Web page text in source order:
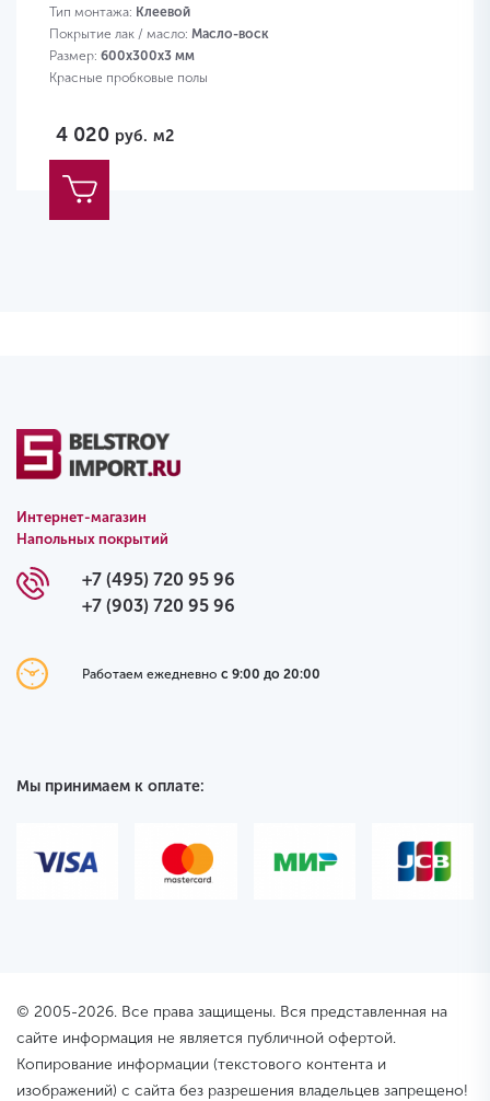
Тип монтажа: Клеевой
Покрытие лак / масло: Масло-воск
Размер: 600х300х3 мм
Красные пробковые полы
4 020 руб. м2
Интернет-магазин
Напольных покрытий
+7 (495) 720 95 96
+7 (903) 720 95 96
Работаем ежедневно с 9:00 до 20:00
Мы принимаем к оплате:
© 2005-2026. Все права защищены. Вся представленная на
сайте информация не является публичной офертой.
Копирование информации (текстового контента и
изображений) с сайта без разрешения владельцев запрещено!